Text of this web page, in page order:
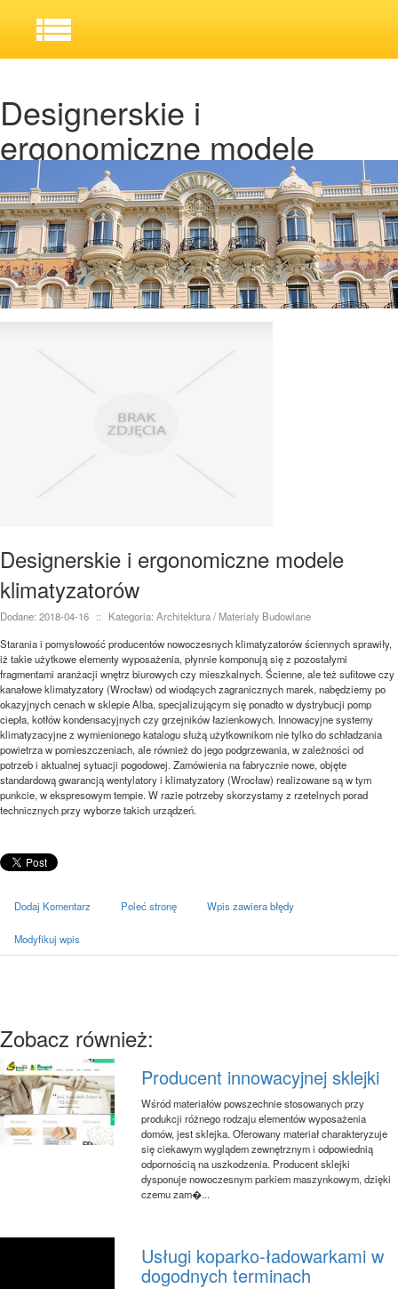
Designerskie i
ergonomiczne modele
klimatyzatorów
Designerskie i ergonomiczne modele
klimatyzatorów
Dodane: 2018-04-16 ::
Kategoria: Architektura / Materiały Budowlane
Starania i pomysłowość producentów nowoczesnych klimatyzatorów ściennych sprawiły,
iż takie użytkowe elementy wyposażenia, płynnie komponują się z pozostałymi
fragmentami aranżacji wnętrz biurowych czy mieszkalnych. Ścienne, ale też sufitowe czy
kanałowe klimatyzatory (Wrocław) od wiodących zagranicznych marek, nabędziemy po
okazyjnych cenach w sklepie Alba, specjalizującym się ponadto w dystrybucji pomp
ciepła, kotłów kondensacyjnych czy grzejników łazienkowych. Innowacyjne systemy
klimatyzacyjne z wymienionego katalogu służą użytkownikom nie tylko do schładzania
powietrza w pomieszczeniach, ale również do jego podgrzewania, w zależności od
potrzeb i aktualnej sytuacji pogodowej. Zamówienia na fabrycznie nowe, objęte
standardową gwarancją wentylatory i klimatyzatory (Wrocław) realizowane są w tym
punkcie, w ekspresowym tempie. W razie potrzeby skorzystamy z rzetelnych porad
technicznych przy wyborze takich urządzeń.
Dodaj Komentarz Poleć stronę Wpis zawiera błędy
Modyfikuj wpis
Zobacz również:
Producent innowacyjnej sklejki
Wśród materiałów powszechnie stosowanych przy
produkcji różnego rodzaju elementów wyposażenia
domów, jest sklejka. Oferowany materiał charakteryzuje
się ciekawym wyglądem zewnętrznym i odpowiednią
odpornością na uszkodzenia. Producent sklejki
dysponuje nowoczesnym parkiem maszynkowym, dzięki
czemu zam�...
Usługi koparko-ładowarkami w
dogodnych terminach